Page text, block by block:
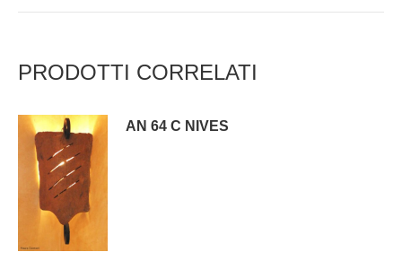
PRODOTTI CORRELATI
AN 64 C NIVES